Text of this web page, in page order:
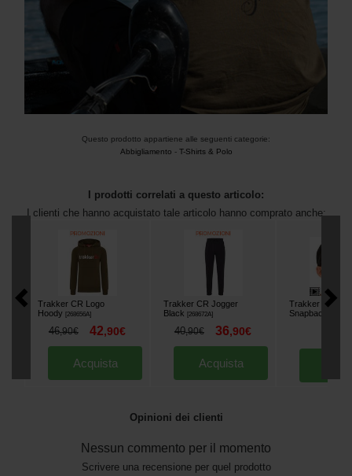
Questo prodotto appartiene alle seguenti categorie:
Abbigliamento - T-Shirts & Polo
I prodotti correlati a questo articolo:
I clienti che hanno acquistato tale articolo hanno comprato anche:
Trakker CR Logo
Hoody
[268656A]
46,90€ 42,90€
Acquista
Trakker CR Jogger
Black
[268672A]
40,90€ 36,90€
Acquista
Trakker CR
Snapback
Opinioni dei clienti
Nessun commento per il momento
Scrivere una recensione per quel prodotto